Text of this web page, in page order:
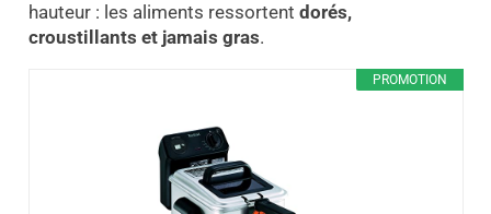
hauteur : les aliments ressortent dorés,
croustillants et jamais gras.
PROMOTION